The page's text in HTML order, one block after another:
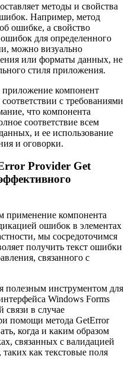
методы и свойства
Например, метод
ошибке, а свойство
для определенного
можно визуально
или форматы данных, не
стиля приложения.
приложение компонент
с требованиями
что компонента
соответствие всем
и ее использование
и оговорки.
Provider Get
применение компонента
ошибок в элементах
мы сосредоточимся
получить текст ошибки
связанного с
полезным инструментом для
Windows Forms
в случае
помощи метода GetError
когда и каким образом
связанных с валидацией
как текстовые поля